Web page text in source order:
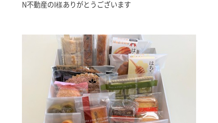
N不動産のI樣ありがとうございます